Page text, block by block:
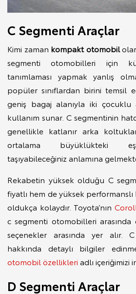
C Segmenti Araçlar
Kimi zaman kompakt otomobil
segmenti otomobilleri için
tanımlaması yapmak yanlış
popüler sınıflardan birini temsil
geniş bagaj alanıyla iki
kullanım sunar. C segmentinin
genellikle katlanır arka
ortalama büyüklükteki
taşıyabileceğiniz anlamına
Rekabetin yüksek olduğu C
fiyatlı hem de yüksek
oldukça kolaydır. Toyota’nın
c segmenti otomobilleri
seçenekler arasında yer alır.
hakkında detaylı bilgiler
otomobil özellikleri adlı içeriğimizi
D Segmenti Araçlar